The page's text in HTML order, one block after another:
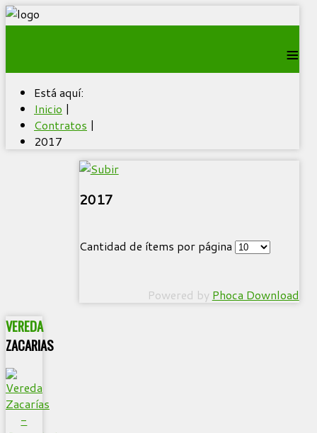
≡
Está aquí:
Inicio |
Contratos |
2017
2017
Cantidad de ítems por página
Powered by Phoca Download
VEREDA
ZACARIAS